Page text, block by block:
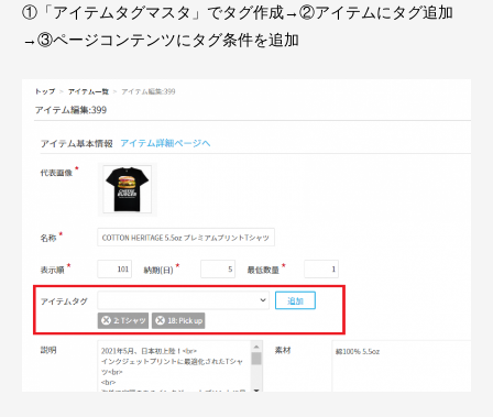
①「アイテムタグマスタ」でタグ作成→②アイテムにタグ追加
→③ページコンテンツにタグ条件を追加